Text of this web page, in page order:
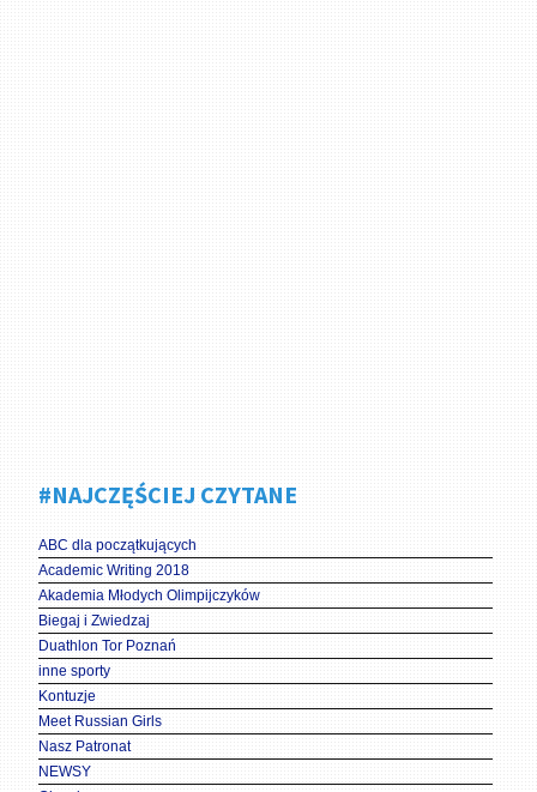
#NAJCZĘŚCIEJ CZYTANE
ABC dla początkujących
Academic Writing 2018
Akademia Młodych Olimpijczyków
Biegaj i Zwiedzaj
Duathlon Tor Poznań
inne sporty
Kontuzje
Meet Russian Girls
Nasz Patronat
NEWSY